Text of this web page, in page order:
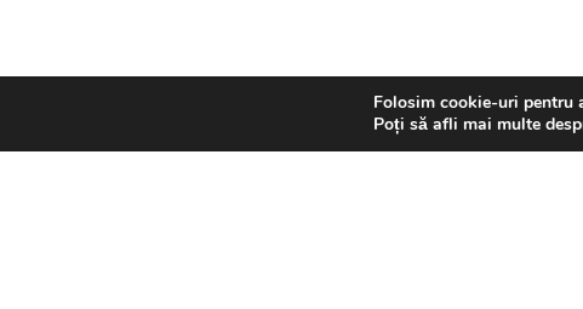
SRSN 2026. All rights reserved. | Dezvoltat de xhouse.ro
Folosim cookie-uri pentru
Poți să afli mai multe